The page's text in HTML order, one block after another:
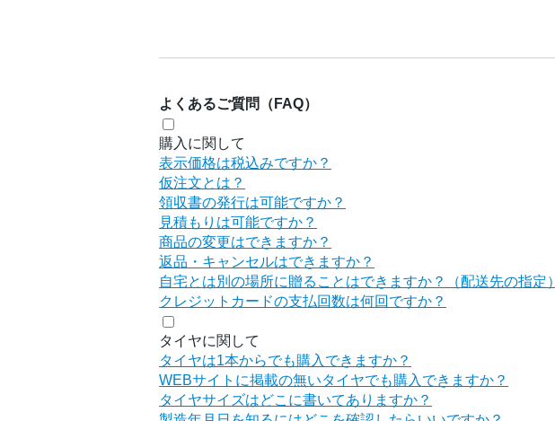
よくあるご質問（FAQ）
購入に関して
表示価格は税込みですか？
仮注文とは？
領収書の発行は可能ですか？
見積もりは可能ですか？
商品の変更はできますか？
返品・キャンセルはできますか？
自宅とは別の場所に贈ることはできますか？（配送先の指定）
クレジットカードの支払回数は何回ですか？
タイヤに関して
タイヤは1本からでも購入できますか？
WEBサイトに掲載の無いタイヤでも購入できますか？
タイヤサイズはどこに書いてありますか？